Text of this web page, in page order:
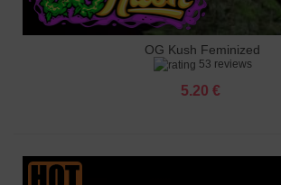
OG Kush Feminized
53 reviews
5.20 €